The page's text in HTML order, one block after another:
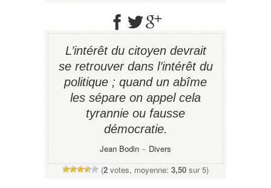
L’intérêt du citoyen devrait
se retrouver dans l’intérêt du
politique ; quand un abîme
les sépare on appel cela
tyrannie ou fausse
démocratie.
Jean Bodin − Divers
(2 votes, moyenne: 3,50 sur 5)